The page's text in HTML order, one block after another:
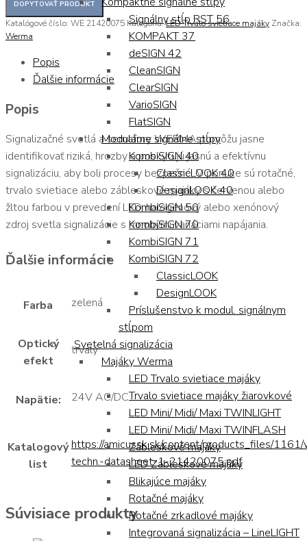
Signálny stĺp RST 56
KOMPAKT 37
deSIGN 42
CleanSIGN
ClearSIGN
VarioSIGN
FlatSIGN
Modulárne signálne stĺpy
KombiSIGN 40
ClassicLOOK 40
DesignLOOK 40
KombiSIGN 50
KombiSIGN 70
KombiSIGN 71
KombiSIGN 72
ClassicLOOK
DesignLOOK
Príslušenstvo k modul. signálnym
stĺpom
Svetelná signalizácia
Majáky Werma
LED Trvalo svietiace majáky
Trvalo svietiace majáky žiarovkové
LED Mini/ Midi/ Maxi TWINLIGHT
LED Mini/ Midi/ Maxi TWINFLASH
Zábleskové majáky
LED Zábleskové majáky
Blikajúce majáky
Rotačné majáky
Rotačné zrkadlové majáky
Integrovaná signalizácia – LineLIGHT
Katalógové číslo: WE 21420075 Kategória:LED Trvalo svietiace majáky Značka:
Werma
Popis
Ďalšie informácie
Popis
Signalizačné svetlá a semafory WERMA pomôžu jasne
identifikovať riziká, hrozby a poskytujú jasnú a efektívnu
signalizáciu, aby boli procesy bezpečné. V ponuke sú rotačné,
trvalo svietiace alebo zábleskové majáky s červenou alebo
žltou farbou v prevedení LED, halogénový alebo xenónový
zdroj svetla signalizácie s mnohými variáciami napájania.
Ďalšie informácie
Farba zelená
Optický
efekt
trvalý
Napätie: 24V AC/DC
Katalogový
list
https://amicussk.sk/content/products_files/
techn.-datasheet-1-21420075.pdf
Súvisiace produkty